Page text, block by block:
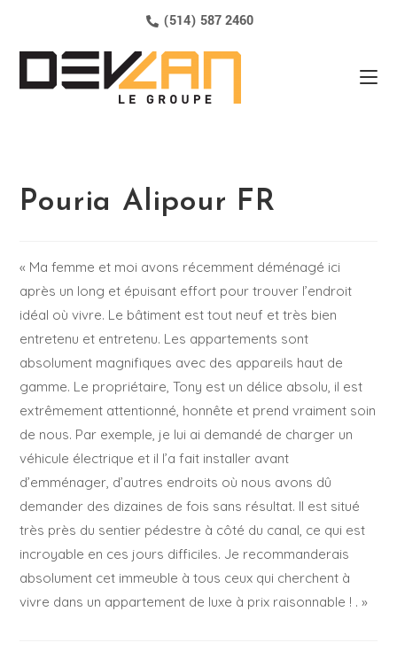
(514) 587 2460
Pouria Alipour FR
« Ma femme et moi avons récemment déménagé ici
après un long et épuisant effort pour trouver l’endroit
idéal où vivre. Le bâtiment est tout neuf et très bien
entretenu et entretenu. Les appartements sont
absolument magnifiques avec des appareils haut de
gamme. Le propriétaire, Tony est un délice absolu, il est
extrêmement attentionné, honnête et prend vraiment soin
de nous. Par exemple, je lui ai demandé de charger un
véhicule électrique et il l’a fait installer avant
d’emménager, d’autres endroits où nous avons dû
demander des dizaines de fois sans résultat. Il est situé
très près du sentier pédestre à côté du canal, ce qui est
incroyable en ces jours difficiles. Je recommanderais
absolument cet immeuble à tous ceux qui cherchent à
vivre dans un appartement de luxe à prix raisonnable ! . »